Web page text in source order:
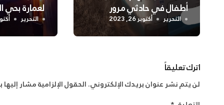
أطفال في حادثي مرور
بالشلف
التحرير أكتوبر 26, 2023
لعمارة
التحرير أكتوبر
اترك تعليقاً
لن يتم نشر عنوان بريدك الإلكتروني.الحقول الإلزامية مشار إليها